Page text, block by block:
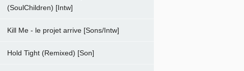
(SoulChildren) [Intw]
Kill Me - le projet arrive [Sons/Intw]
Hold Tight (Remixed) [Son]